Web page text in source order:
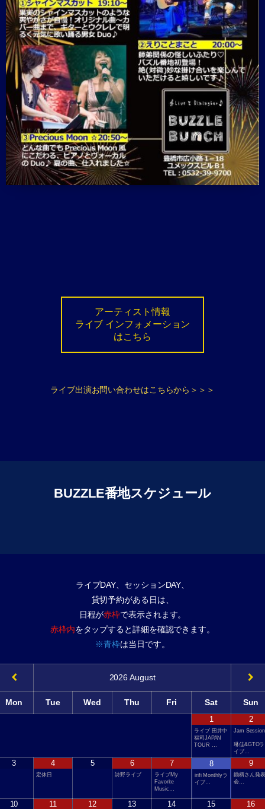
アーティスト情報
ライブ インフォメーション
はこちら
ライブ出演お問い合わせはこちらから＞＞＞
BUZZLE番地スケジュール
ライブDAY、セッションDAY、
貸切予約がある日は、
日程が赤枠で表示されます。
赤枠内をタップすると詳細を確認できます。
※青枠は当日です。
2026 August
Mon Tue Wed Thu Fri Sat Sun
1
ライブ 田井中
福司JAPAN
TOUR …
2
Jam Session
琳佳&GTOラ
イブ…
3 4
定休日
5 6
詩野ライブ
7
ライブMy
Favorite
Music…
8
irifi Monthlyラ
イブ…
9
鋤柄さん発表
会…
10 11 12 13 14 15 16